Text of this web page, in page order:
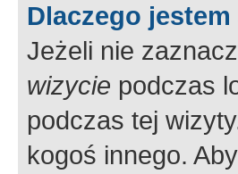
Dlaczego
Jeżeli nie
wizycie podczas
podczas tej
kogoś innego.